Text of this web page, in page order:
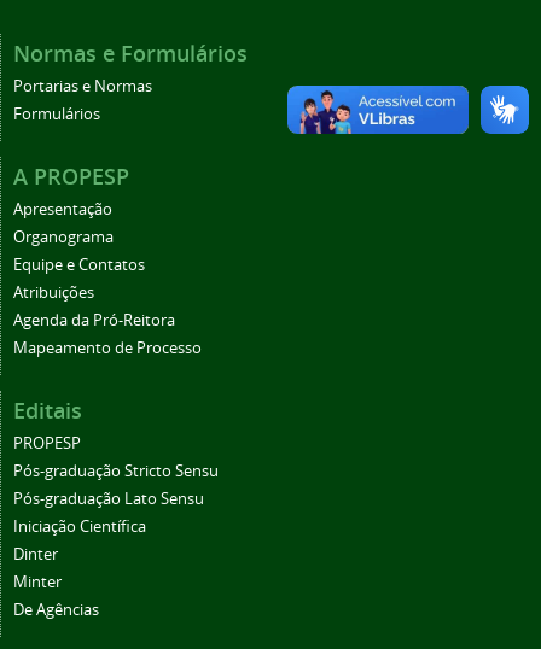
Normas e Formulários
Portarias e Normas
Formulários
A PROPESP
Apresentação
Organograma
Equipe e Contatos
Atribuições
Agenda da Pró-Reitora
Mapeamento de Processo
Editais
PROPESP
Pós-graduação Stricto Sensu
Pós-graduação Lato Sensu
Iniciação Científica
Dinter
Minter
De Agências